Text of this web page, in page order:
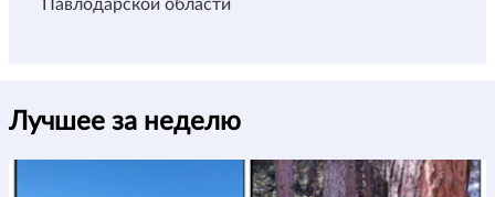
Павлодарской области
Лучшее за неделю